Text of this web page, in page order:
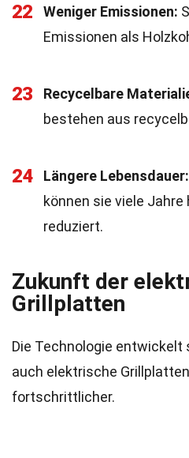
22 Weniger Emissionen:
Emissionen als
23 Recycelbare
bestehen aus
24 Längere Lebensdauer:
können sie viele Jahre
reduziert.
Zukunft der
Grillplatten
Die Technologie entwickelt
auch elektrische
fortschrittlicher.